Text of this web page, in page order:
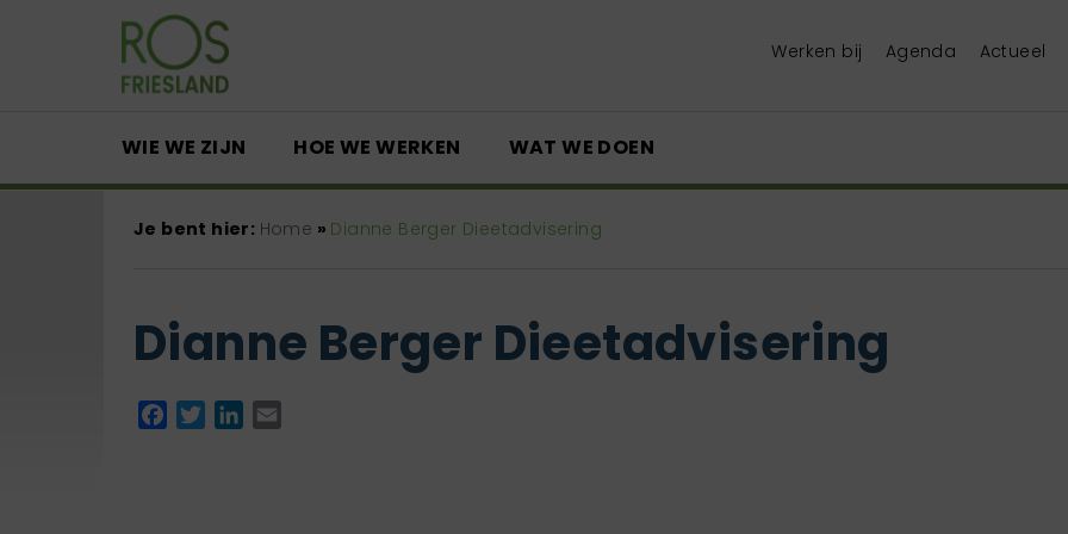
Werken bij Agenda Actueel
WIE WE ZIJN HOE WE WERKEN WAT WE DOEN
Je bent hier: Home » Dianne Berger Dieetadvisering
Dianne Berger Dieetadvisering
Facebook
TwitterLinkedIn